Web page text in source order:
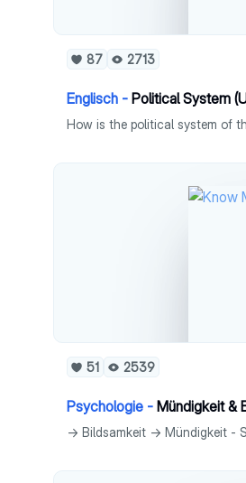
87 2713
Englisch - Political System
51 2539
Psychologie - Mündigkeit &
-> Bildsamkeit -> Mündigkeit -